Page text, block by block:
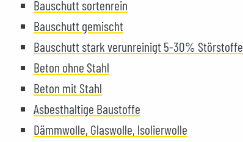
Bauschutt sortenrein
Bauschutt gemischt
Bauschutt stark verunreinigt 5-30% Störstoffe
Beton ohne Stahl
Beton mit Stahl
Asbesthaltige Baustoffe
Dämmwolle, Glaswolle, lsolierwolle